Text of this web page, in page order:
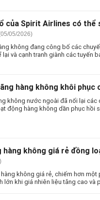
của Spirit Airlines có thể
05/2026)
không đang công bố các
lại và cạnh tranh giành các tuyến
hàng không khôi phục
không nước ngoài đã nối lại
động hàng không dần phục hồi
hàng không giá rẻ đồng
không giá rẻ, chiếm hơn
lớn khi giá nhiên liệu tăng cao và